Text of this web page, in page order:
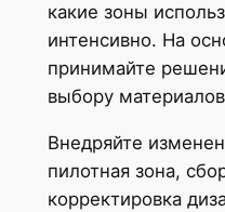
какие зоны
интенсивно. На
принимайте
выбору
Внедряйте
пилотная зона,
корректировка